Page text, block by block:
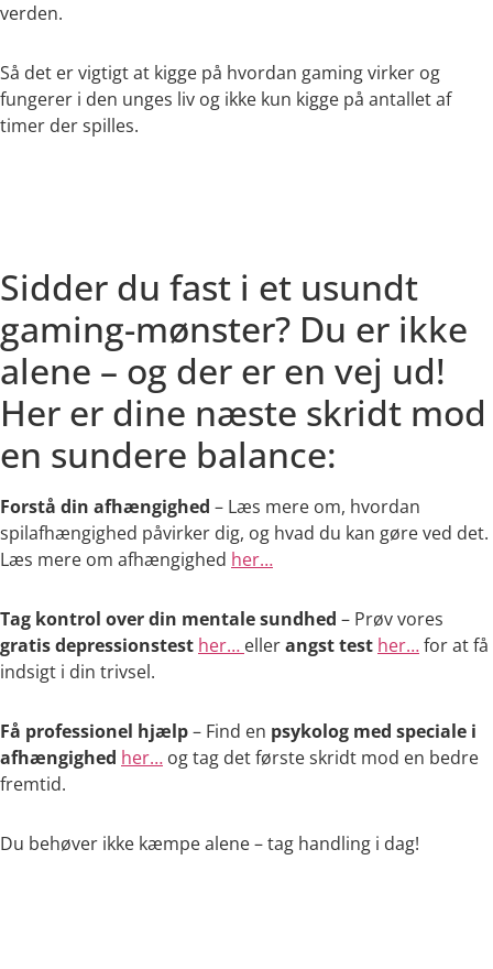
verden.
Så det er vigtigt at kigge på hvordan gaming virker og
fungerer i den unges liv og ikke kun kigge på antallet af
timer der spilles.
Sidder du fast i et usundt
gaming-mønster? Du er ikke
alene – og der er en vej ud!
Her er dine næste skridt mod
en sundere balance:
Forstå din afhængighed – Læs mere om, hvordan
spilafhængighed påvirker dig, og hvad du kan gøre ved det.
Læs mere om afhængighed her…
Tag kontrol over din mentale sundhed – Prøv vores
gratis depressionstest her… ellerangst test her…for at få
indsigt i din trivsel.
Få professionel hjælp– Find en psykolog med speciale i
afhængighed her… og tag det første skridt mod en bedre
fremtid.
Du behøver ikke kæmpe alene – tag handling i dag!